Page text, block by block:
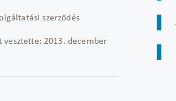
szerződés
vesztette: 2013. december